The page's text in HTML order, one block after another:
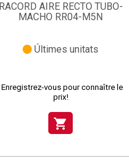
RACORD AIRE RECTO TUBO-
MACHO RR04-M5N
Últimes unitats
Enregistrez-vous pour connaître le
prix!
shopping_cart